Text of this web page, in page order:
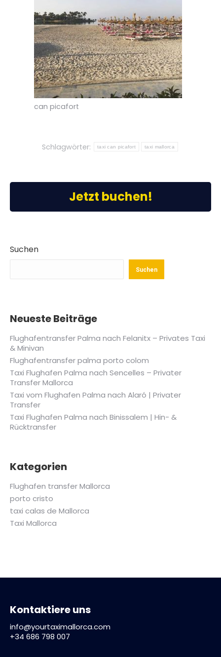
can picafort
Schlagwörter: taxi can picafort taxi mallorca
Jetzt buchen!
Suchen
Suchen
Neueste Beiträge
Flughafentransfer Palma nach Felanitx – Privates Taxi
& Minivan
Flughafentransfer palma porto colom
Taxi Flughafen Palma nach Sencelles – Privater
Transfer Mallorca
Taxi vom Flughafen Palma nach Alaró | Privater
Transfer
Taxi Flughafen Palma nach Binissalem | Hin- &
Rücktransfer
Kategorien
Flughafen transfer Mallorca
porto cristo
taxi calas de Mallorca
Taxi Mallorca
Kontaktiere uns
info@yourtaximallorca.com
+34 686 798 007